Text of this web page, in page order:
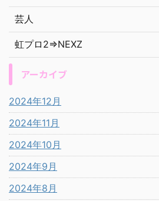
芸人
虹プロ2⇒NEXZ
アーカイブ
2024年12月
2024年11月
2024年10月
2024年9月
2024年8月